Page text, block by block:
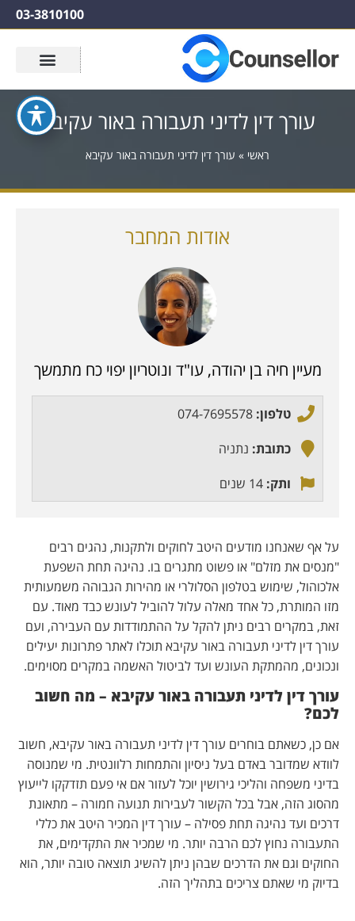
03-3810100
עורך דין לדיני תעבורה באור עקיבא
ראשי » עורך דין לדיני תעבורה באור עקיבא
אודות המחבר
מעיין חיה בן יהודה, עו"ד ונוטריון יפוי כח מתמשך
טלפון: 074-7695578
כתובת: נתניה
ותק: 14 שנים
על אף שאנחנו מודעים היטב לחוקים ולתקנות, נהגים רבים
"מנסים את מזלם" או פשוט מתגרים בו. נהיגה תחת השפעת
אלכוהול, שימוש בטלפון הסלולרי או מהירות הגבוהה משמעותית
מזו המותרת, כל אחד מאלה עלול להוביל לעונש כבד מאוד. עם
זאת, במקרים רבים ניתן להקל על ההתמודדות עם העבירה, ועם
עורך דין לדיני תעבורה באור עקיבא תוכלו לאתר פתרונות יעילים
ונכונים, מהמתקת העונש ועד לביטול האשמה במקרים מסוימים.
עורך דין לדיני תעבורה באור עקיבא – מה חשוב
לכם?
אם כן, כשאתם בוחרים עורך דין לדיני תעבורה באור עקיבא, חשוב
לוודא שמדובר באדם בעל ניסיון והתמחות רלוונטית. מי שמנוסה
בדיני משפחה והליכי גירושין יוכל לעזור אם אי פעם תזדקקו לייעוץ
מהסוג הזה, אבל בכל הקשור לעבירות תנועה חמורה – מתאונת
דרכים ועד נהיגה תחת פסילה – עורך דין המכיר היטב את כללי
התעבורה נחוץ לכם הרבה יותר. מי שמכיר את התקדימים, את
החוקים וגם את הדרכים שבהן ניתן להשיג תוצאה טובה יותר, הוא
בדיוק מי שאתם צריכים בתהליך הזה.